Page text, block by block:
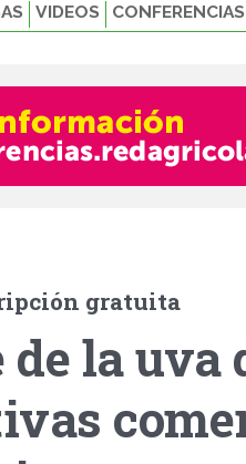
VIDEOS CONFERENCIAS
gratuita
de la uva